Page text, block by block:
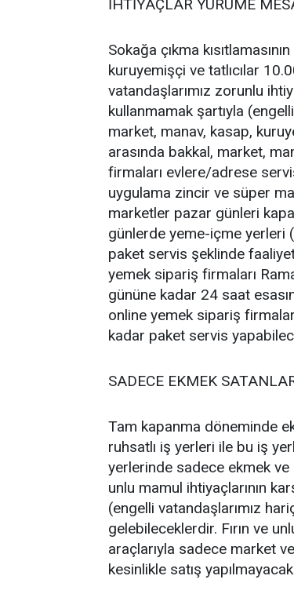
İHTİYAÇLAR YÜRÜME
Sokağa çıkma
kuruyemişçi ve tatlıcılar
vatandaşlarımız zorunlu
kullanmamak şartıyla
market, manav, kasap,
arasında bakkal, market,
firmaları evlere/adrese
uygulama zincir ve süper
marketler pazar günleri
günlerde yeme-içme yerleri
paket servis şeklinde
yemek sipariş firmaları
gününe kadar 24 saat
online yemek sipariş
kadar paket servis
SADECE EKMEK
Tam kapanma döneminde
ruhsatlı iş yerleri ile bu iş
yerlerinde sadece ekmek ve
unlu mamul ihtiyaçlarının
(engelli vatandaşlarımız
gelebileceklerdir. Fırın ve
araçlarıyla sadece market
kesinlikle satış